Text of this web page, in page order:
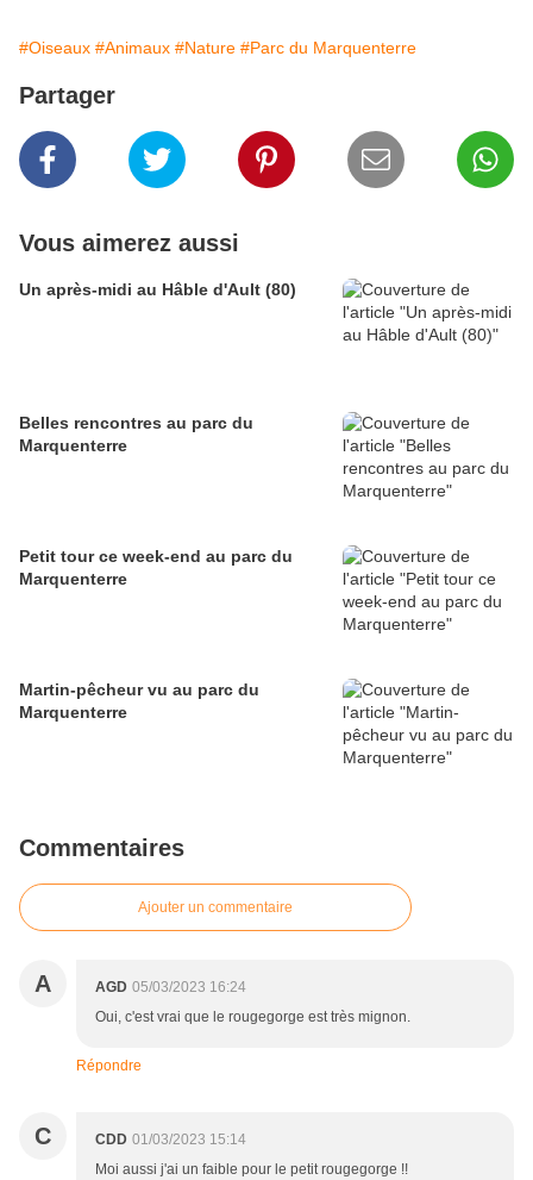
#Oiseaux #Animaux #Nature #Parc du Marquenterre
Partager
Vous aimerez aussi
Un après-midi au Hâble d'Ault (80)
Belles rencontres au parc du
Marquenterre
Petit tour ce week-end au parc du
Marquenterre
Martin-pêcheur vu au parc du
Marquenterre
Commentaires
Ajouter un commentaire
A AGD 05/03/2023 16:24
Oui, c'est vrai que le rougegorge est très mignon.
Répondre
C CDD 01/03/2023 15:14
Moi aussi j'ai un faible pour le petit rougegorge !!